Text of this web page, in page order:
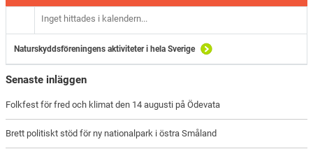
Inget hittades i kalendern...
Naturskyddsföreningens aktiviteter i hela Sverige
Senaste inläggen
Folkfest för fred och klimat den 14 augusti på Ödevata
Brett politiskt stöd för ny nationalpark i östra Småland